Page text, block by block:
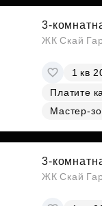
3-
ЖК Скай
1 кв
Платите
Мастер-
3-
ЖК Скай